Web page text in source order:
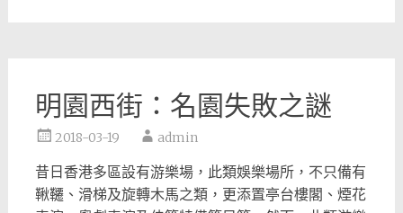
明園西街：名園失敗之謎
2018-03-19 admin
昔日香港多區設有游樂場，此類娛樂場所，不只備有
鞦韆、 滑梯及旋轉木馬之類，更添置亭台樓閣、煙花